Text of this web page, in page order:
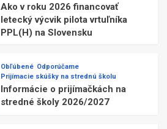
Ako v roku 2026 financovať
letecký výcvik pilota vrtuľníka
PPL(H) na Slovensku
Obľúbené Odporúčame
Prijímacie skúšky na strednú školu
Informácie o prijímačkách na
stredné školy 2026/2027